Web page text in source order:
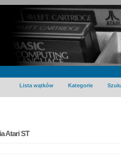
Lista wątków Kategorie
Atari ST